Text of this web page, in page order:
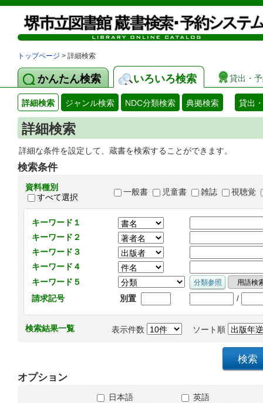
トップページ > 詳細検索
かんたん検索 いろいろ検索 貸出・
詳細検索 ジャンル検索 NDC分類検索 典拠検索 貸出
詳細検索
詳細な条件を設定して、蔵書を検索することができます。
検索条件
資料種別
すべて選択
一般書 児童書 雑誌 視聴覚
キーワード１
キーワード２
キーワード３
キーワード４
キーワード５
請求記号
別置 /
検索結果一覧 表示件数 ソート順
オプション
日本語
英語